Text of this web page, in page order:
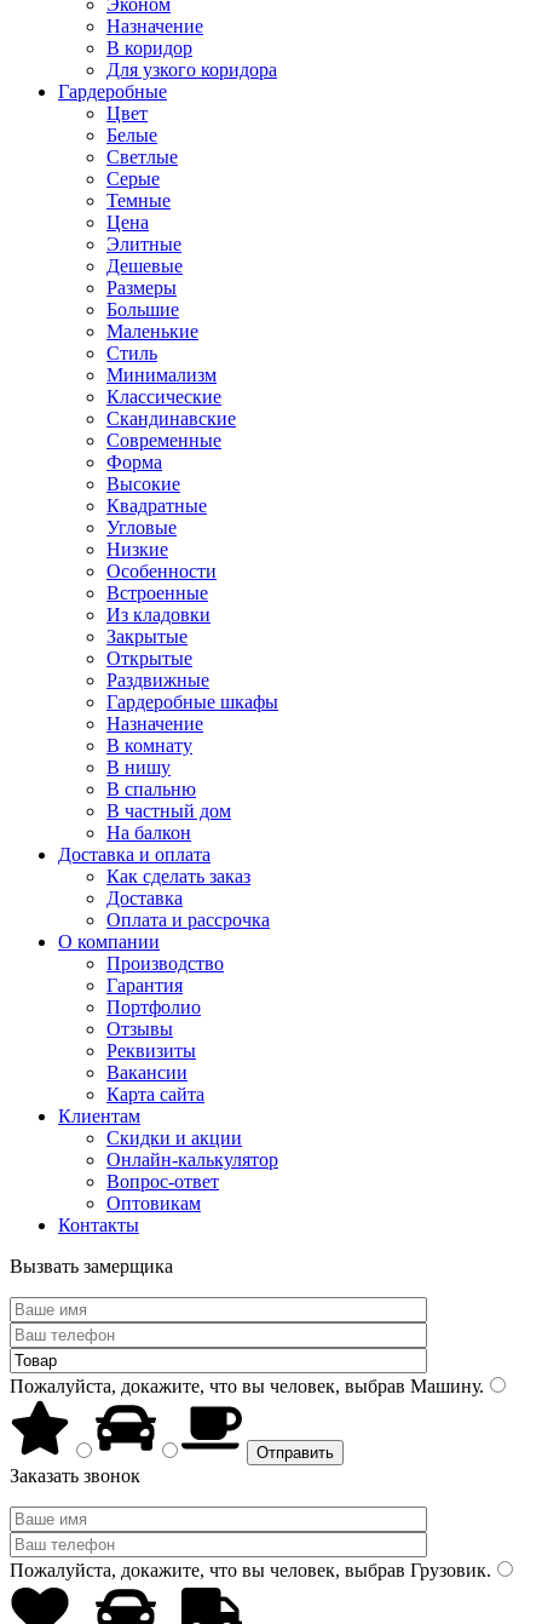
Эконом
Назначение
В коридор
Для узкого коридора
Гардеробные
Цвет
Белые
Светлые
Серые
Темные
Цена
Элитные
Дешевые
Размеры
Большие
Маленькие
Стиль
Минимализм
Классические
Скандинавские
Современные
Форма
Высокие
Квадратные
Угловые
Низкие
Особенности
Встроенные
Из кладовки
Закрытые
Открытые
Раздвижные
Гардеробные шкафы
Назначение
В комнату
В нишу
В спальню
В частный дом
На балкон
Доставка и оплата
Как сделать заказ
Доставка
Оплата и рассрочка
О компании
Производство
Гарантия
Портфолио
Отзывы
Реквизиты
Вакансии
Карта сайта
Клиентам
Скидки и акции
Онлайн-калькулятор
Вопрос-ответ
Оптовикам
Контакты
Вызвать замерщика
Пожалуйста, докажите, что вы человек, выбрав Машину.
Заказать звонок
Пожалуйста, докажите, что вы человек, выбрав Грузовик.